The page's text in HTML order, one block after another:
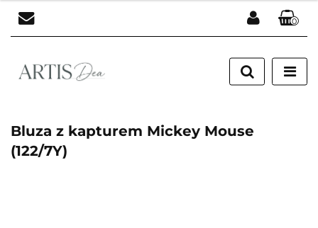
Zaloguj się
Zarejestruj się
0
Bluza z kapturem Mickey Mouse
(122/7Y)